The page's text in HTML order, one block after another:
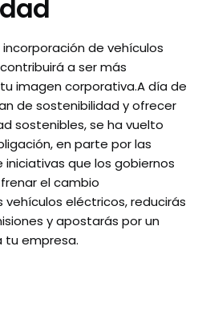
de vehículos
a ser más
imagen corporativa.A día de
de sostenibilidad y ofrecer
sostenibles, se ha vuelto
en parte por las
iniciativas que los gobiernos
el cambio
vehículos eléctricos, reducirás
y apostarás por un
tu empresa.